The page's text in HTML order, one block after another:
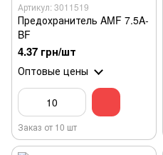
Артикул: 3011519
Предохранитель AMF 7.5A-
BF
4.37 грн/шт
Оптовые цены
Заказ от 10 шт